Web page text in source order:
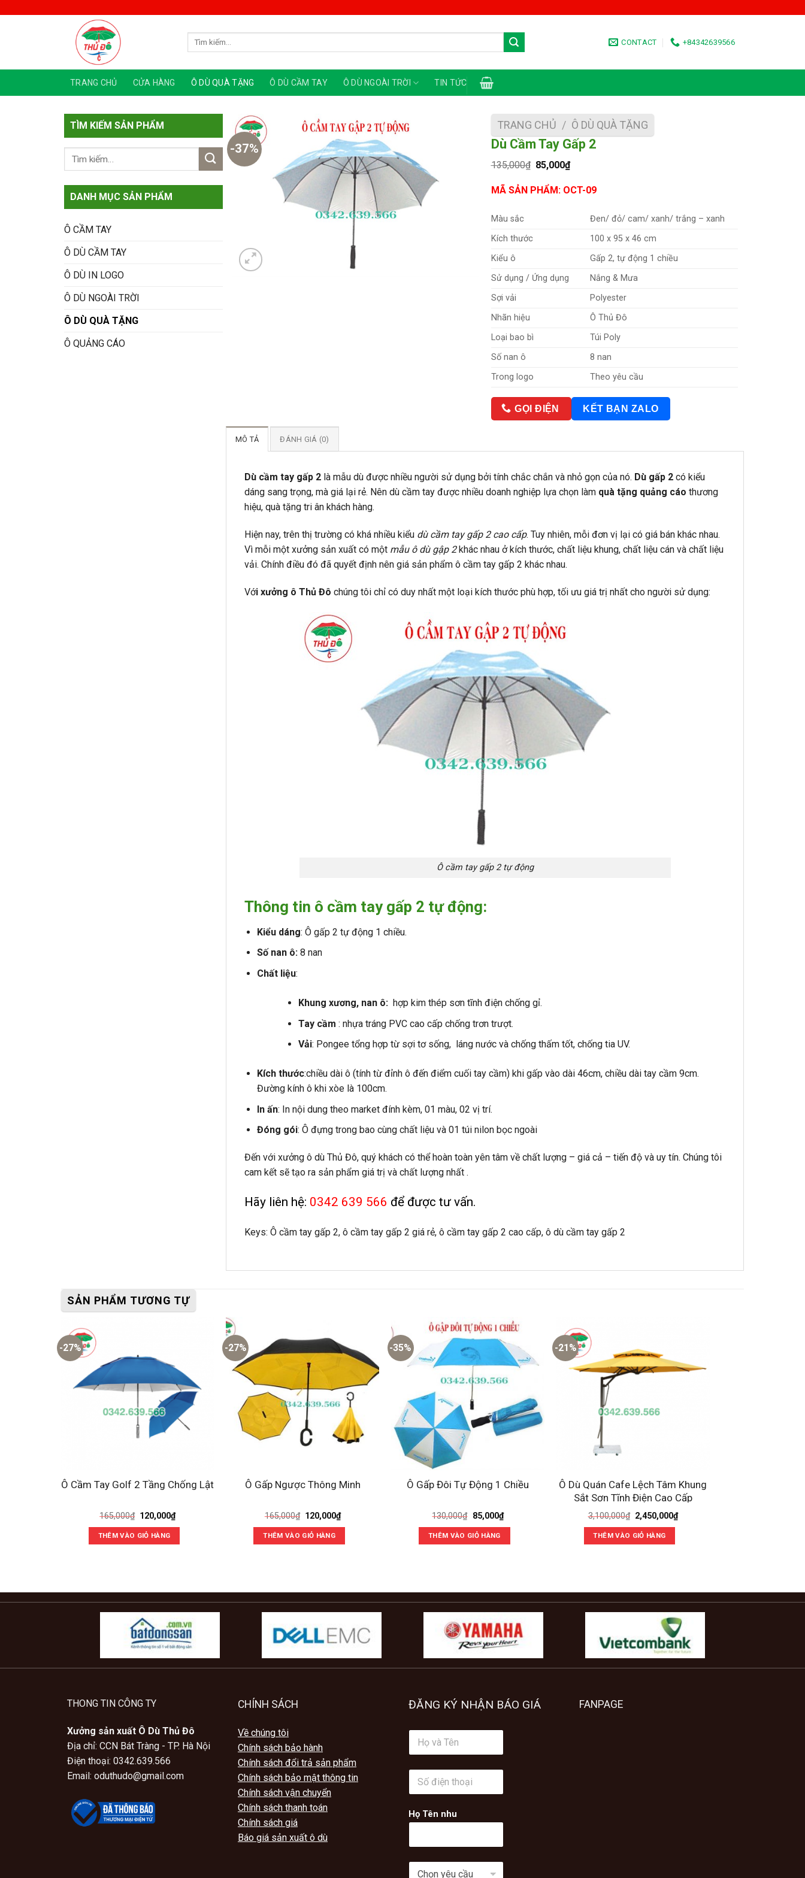
Tìm
CONTACT +84342639566
TRANG CHỦ CỬA HÀNG Ô DÙ QUÀ TẶNG Ô DÙ CẦM TAY Ô DÙ NGOÀI TRỜI TIN TỨC
TÌM KIẾM SẢN PHẨM
DANH MỤC SẢN PHẨM
Ô CẦM TAY
Ô DÙ CẦM TAY
Ô DÙ IN LOGO
Ô DÙ NGOÀI TRỜI
Ô DÙ QUÀ TẶNG
Ô QUẢNG CÁO
-37%
TRANG CHỦ / Ô DÙ QUÀ TẶNG
Dù Cầm Tay Gấp 2
135,000₫ Giá
gốc
135,000₫.
85,000₫Giá
hiện
là:
MÃ SẢN PHẨM: OCT-09
Màu sắc
Đen/ đỏ/ cam/ xanh/ trắng – xanh
Kích thước
100 x 95 x 46 cm
Kiểu ô
Gấp 2, tự động 1 chiều
Sử dụng / Ứng dụng
Nắng & Mưa
Sợi vải
Polyester
Nhãn hiệu
Ô Thủ Đô
Loại bao bì
Túi Poly
Số nan ô
8 nan
Trong logo
Theo yêu cầu
GỌI ĐIỆN KẾT BẠN ZALO
MÔ TẢ ĐÁNH GIÁ (0)
Dù cầm tay gấp 2 là mẫu dù được nhiều người sử dụng bởi tính chắc chắn và nhỏ gọn của nó. Dù gấp 2 có kiểu
dáng sang trọng, mà giá lại rẻ. Nên dù cầm tay được nhiều doanh nghiệp lựa chọn làm quà tặng quảng cáo thương
hiệu, quà tặng tri ân khách hàng.
Hiện nay, trên thị trường có khá nhiều kiểu dù cầm tay gấp 2 cao cấp. Tuy nhiên, mỗi đơn vị lại có giá bán khác nhau.
Vì mỗi một xưởng sản xuất có một mẫu ô dù gập 2khác nhau ở kích thước, chất liệu khung, chất liệu cán và chất liệu
vải. Chính điều đó đã quyết định nên giá sản phẩm ô cầm tay gấp 2 khác nhau.
Với xưởng ô Thủ Đô chúng tôi chỉ có duy nhất một loại kích thước phù hợp, tối ưu giá trị nhất cho người sử dụng:
Ô cầm tay gấp 2 tự động
Thông tin ô cầm tay gấp 2 tự động:
Kiểu dáng: Ô gấp 2 tự động 1 chiều.
Số nan ô:8 nan
Chất liệu:
Khung xương, nan ô: hợp kim thép sơn tĩnh điện chống gỉ.
Tay cầm : nhựa tráng PVC cao cấp chống trơn trượt.
Vải: Pongee tổng hợp từ sợi tơ sống, láng nước và chống thấm tốt, chống tia UV.
Kích thước:chiều dài ô (tính từ đỉnh ô đến điểm cuối tay cầm) khi gấp vào dài 46cm, chiều dài tay cầm 9cm.
Đường kính ô khi xòe là 100cm.
In ấn: In nội dung theo market đính kèm, 01 màu, 02 vị trí.
Đóng gói: Ô đựng trong bao cùng chất liệu và 01 túi nilon bọc ngoài
Đến với xưởng ô dù Thủ Đô, quý khách có thể hoàn toàn yên tâm về chất lượng – giá cả – tiến độ và uy tín. Chúng tôi
cam kết sẽ tạo ra sản phẩm giá trị và chất lượng nhất .
Hãy liên hệ: 0342 639 566 để được tư vấn.
Keys: Ô cầm tay gấp 2, ô cầm tay gấp 2 giá rẻ, ô cầm tay gấp 2 cao cấp, ô dù cầm tay gấp 2
SẢN PHẨM TƯƠNG TỰ
-27%
Ô Cầm Tay Golf 2 Tầng Chống Lật
165,000₫ Giá
là:
165,000₫.
120,000₫Giá
hiện
THÊM VÀO GIỎ HÀNG
-27%
Ô Gấp Ngược Thông Minh
165,000₫ Giá
là:
165,000₫.
120,000₫Giá
hiện
THÊM VÀO GIỎ HÀNG
-35%
Ô Gấp Đôi Tự Động 1 Chiều
130,000₫ Giá
gốc
là:
130,000₫.
85,000₫Giá
hiện
THÊM VÀO GIỎ HÀNG
-21%
Ô Dù Quán Cafe Lệch Tâm Khung
Sắt Sơn Tĩnh Điện Cao Cấp
3,100,000₫ Giá
gốc
là:
3,100,000₫.
2,450,000₫Giá
hiện
THÊM VÀO GIỎ HÀNG
THONG TIN CÔNG TY
Xưởng sản xuất Ô Dù Thủ Đô
Địa chỉ: CCN Bát Tràng - TP. Hà Nội
Điện thoại: 0342.639.566
Email: oduthudo@gmail.com
CHÍNH SÁCH
Về chúng tôi
Chính sách bảo hành
Chính sách đổi trả sản phẩm
Chính sách bảo mật thông tin
Chính sách vận chuyển
Chính sách thanh toán
Chính sách giá
Báo giá sản xuất ô dù
ĐĂNG KÝ NHẬN BÁO GIÁ
H
v
à
ê
*
S
đ
i
ệ
o
Họ Tên nhu
C
FANPAGE